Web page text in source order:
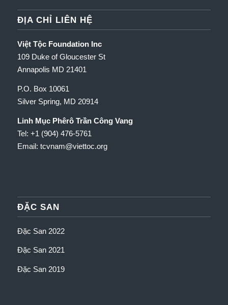
ĐỊA CHỈ LIÊN HỆ
Việt Tộc Foundation Inc
109 Duke of Gloucester St
Annapolis MD 21401
P.O. Box 10061
Silver Spring, MD 20914
Linh Mục Phêrô Trần Công Vang
Tel: +1 (904) 476-5761
Email: tcvnam@viettoc.org
ĐẶC SAN
Đặc San 2022
Đặc San 2021
Đặc San 2019